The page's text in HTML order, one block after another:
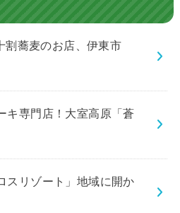
割蕎麦のお店、伊東市
キ専門店！大室高原「蒼
スリゾート」地域に開か